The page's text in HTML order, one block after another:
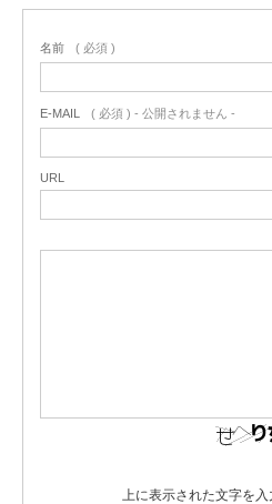
名前 ( 必須 )
E-MAIL ( 必須 ) - 公開されません -
URL
上に表示された文字を入